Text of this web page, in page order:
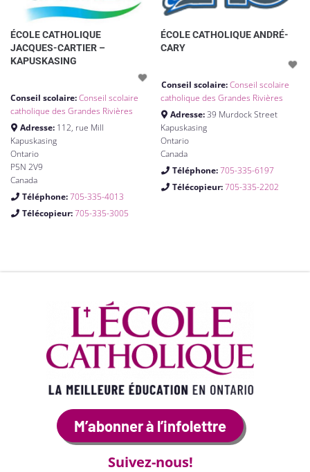
ÉCOLE CATHOLIQUE
JACQUES-CARTIER –
KAPUSKASING
Conseil scolaire:Conseil scolaire
catholique des Grandes Rivières
Adresse: 112, rue Mill
Kapuskasing
Ontario
P5N 2V9
Canada
Téléphone:705-335-4013
Télécopieur:705-335-3005
ÉCOLE CATHOLIQUE ANDRÉ-
CARY
Conseil scolaire:Conseil scolaire
catholique des Grandes Rivières
Adresse:39 Murdock Street
Kapuskasing
Ontario
Canada
Téléphone:705-335-6197
Télécopieur:705-335-2202
M’abonner à l’infolettre
Suivez-nous!